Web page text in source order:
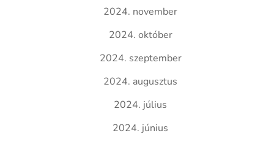
2024. november
2024. október
2024. szeptember
2024. augusztus
2024. július
2024. június